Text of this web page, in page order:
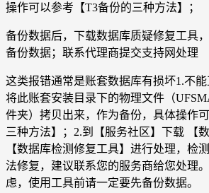
操作可以参考【T3备份的三种方法】；
备份数据后，下载数据库质疑修复工具
备份数据；联系代理商提交支持网处理
这类报错通常是账套数据库有损坏1.不
将此账套安装目录下的物理文件（
件夹）拷贝出来，作为备份，具体操作
三种方法】；2.到【服务社区】下载 【
【数据库检测修复工具】进行处理，检
法修复，建议联系您的服务商给您处理
虑，使用工具前请一定要先备份数据。